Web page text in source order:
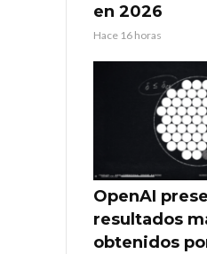
en 2026
Hace 16 horas
OpenAI
resultados
obtenidos